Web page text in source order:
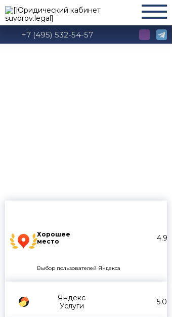
+7 (495) 532-54-57
Хорошее
место
4.9
Выбор пользователей Яндекса
Яндекс
Услуги
5.0